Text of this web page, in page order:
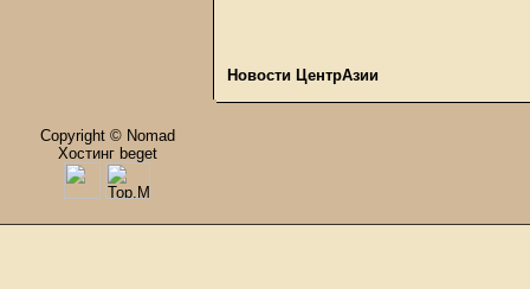
Новости ЦентрАзии
Copyright © Nomad
Хостинг beget